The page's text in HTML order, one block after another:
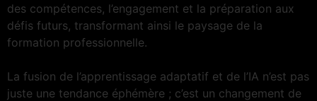
des compétences, l’engagement et la préparation aux
défis futurs, transformant ainsi le paysage de la
formation professionnelle.
La fusion de l’apprentissage adaptatif et de l’IA n’est pas
juste une tendance éphémère ; c’est un changement de